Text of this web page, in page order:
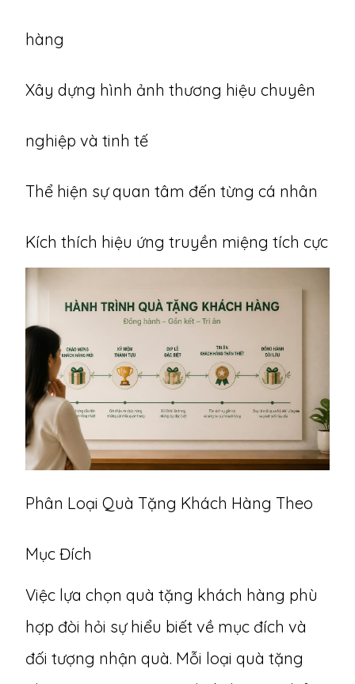
hàng
Xây dựng hình ảnh thương hiệu chuyên
nghiệp và tinh tế
Thể hiện sự quan tâm đến từng cá nhân
Kích thích hiệu ứng truyền miệng tích cực
Phân Loại Quà Tặng Khách Hàng Theo
Mục Đích
Việc lựa chọn quà tặng khách hàng phù
hợp đòi hỏi sự hiểu biết về mục đích và
đối tượng nhận quà. Mỗi loại quà tặng